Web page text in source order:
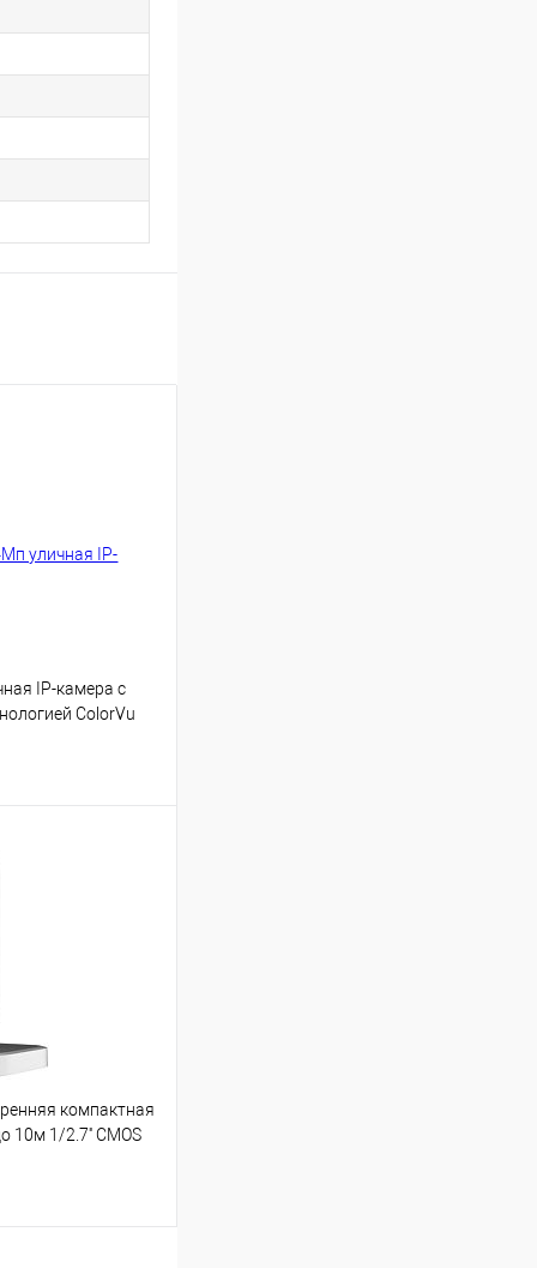
IP-камера с
ColorVu
компактная
10м 1/2.7'' CMOS